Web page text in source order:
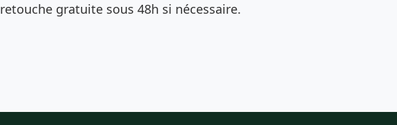
retouche gratuite sous 48h si nécessaire.